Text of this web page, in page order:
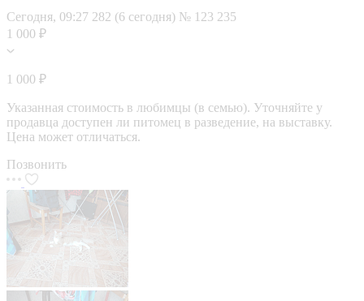
Сегодня, 09:27 282 (6 сегодня) № 123 235
1 000 ₽
1 000 ₽
Указанная стоимость в любимцы (в семью). Уточняйте у
продавца доступен ли питомец в разведение, на выставку.
Цена может отличаться.
Позвонить